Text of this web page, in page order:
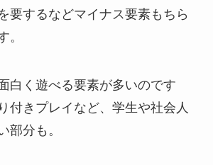
要するなどマイナス要素もちら
。
白く遊べる要素が多いのです
付きプレイなど、学生や社会人
部分も。